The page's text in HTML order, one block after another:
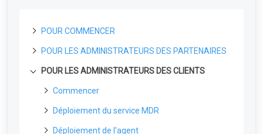
POUR COMMENCER
A propos de Field Effect MDR
Comment fonctionne le Field Effect MDR
POUR LES ADMINISTRATEURS DES PARTENAIRES
Portail de Gestion des Licences
Portail de gestion des licences : Vue d'ensemble
Profil de Partenaire: Accès et Gestion
Pour les partenaires
Pour les partenaires : Guide de déploiement de
Covalence
Gestion de vos clients
Le sélecteur d'organisation pour les partenaires
POUR LES ADMINISTRATEURS DES CLIENTS
Commencer
Premières étapes
Déploiement du service MDR
Création d'un compte sur le portail
Déploiement de l'agent